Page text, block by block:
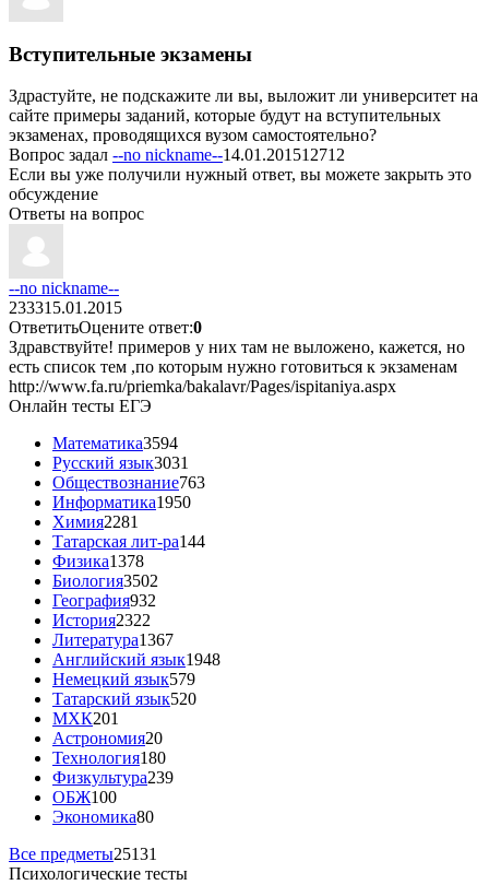
Вступительные экзамены
Здрастуйте, не подскажите ли вы, выложит ли университет на
сайте примеры заданий, которые будут на вступительных
экзаменах, проводящихся вузом самостоятельно?
Вопрос задал --no nickname--14.01.201512712
Если вы уже получили нужный ответ, вы можете закрыть это
обсуждение
Ответы на вопрос
--no nickname--
233315.01.2015
ОтветитьОцените ответ:0
Здравствуйте! примеров у них там не выложено, кажется, но
есть список тем ,по которым нужно готовиться к экзаменам
http://www.fa.ru/priemka/bakalavr/Pages/ispitaniya.aspx
Онлайн тесты ЕГЭ
Математика3594
Русский язык3031
Обществознание763
Информатика1950
Химия2281
Татарская лит-ра144
Физика1378
Биология3502
География932
История2322
Литература1367
Английский язык1948
Немецкий язык579
Татарский язык520
МХК201
Астрономия20
Технология180
Физкультура239
ОБЖ100
Экономика80
Все предметы25131
Психологические тесты